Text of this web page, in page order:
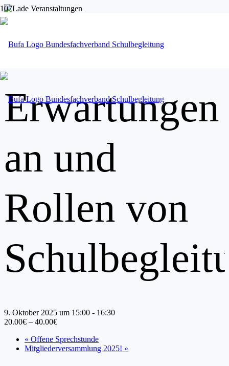
« Alle Veranstaltungen
Diese Veranstaltung hat bereits stattgefunden.
Erwartungen
an und
Rollen von
9. Oktober 2025 um 15:00 - 16:30
20.00€ – 40.00€
« Offene Sprechstunde
Mitgliederversammlung 2025! »